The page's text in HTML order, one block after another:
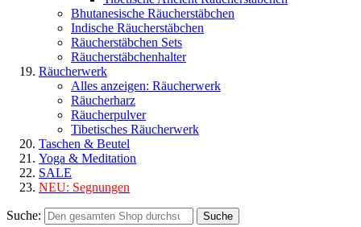
Bhutanesische Räucherstäbchen
Indische Räucherstäbchen
Räucherstäbchen Sets
Räucherstäbchenhalter
Räucherwerk
Alles anzeigen: Räucherwerk
Räucherharz
Räucherpulver
Tibetisches Räucherwerk
Taschen & Beutel
Yoga & Meditation
SALE
NEU: Segnungen
Suche: Suche